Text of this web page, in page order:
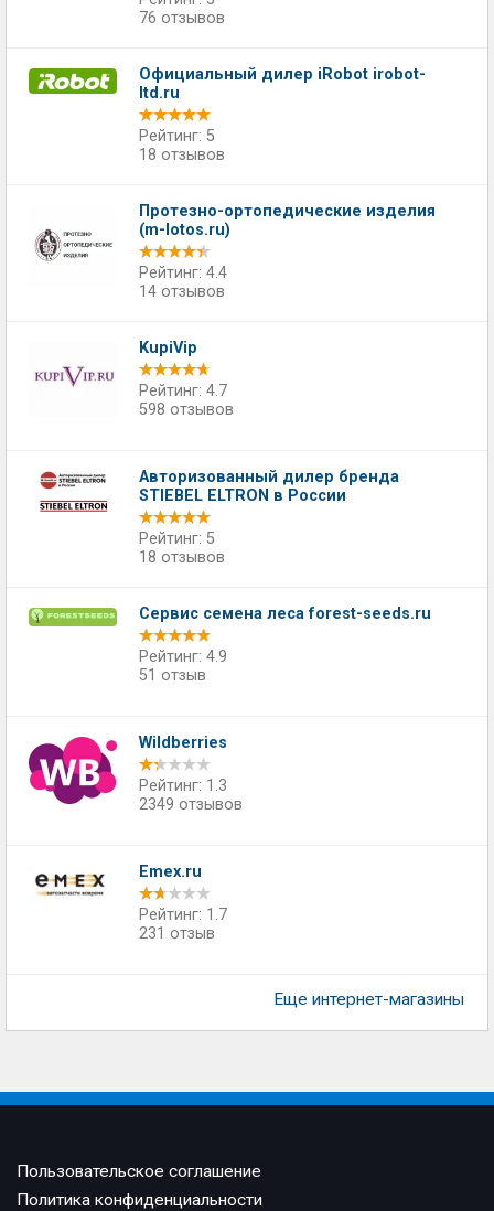
76 отзывов
Официальный дилер iRobot irobot-
ltd.ru
Рейтинг: 5
18 отзывов
Протезно-ортопедические изделия
(m-lotos.ru)
Рейтинг: 4.4
14 отзывов
KupiVip
Рейтинг: 4.7
598 отзывов
Авторизованный дилер бренда
STIEBEL ELTRON в России
Рейтинг: 5
18 отзывов
Сервис семена леса forest-seeds.ru
Рейтинг: 4.9
51 отзыв
Wildberries
Рейтинг: 1.3
2349 отзывов
Emex.ru
Рейтинг: 1.7
231 отзыв
Еще интернет-магазины
Пользовательское соглашение
Политика конфиденциальности